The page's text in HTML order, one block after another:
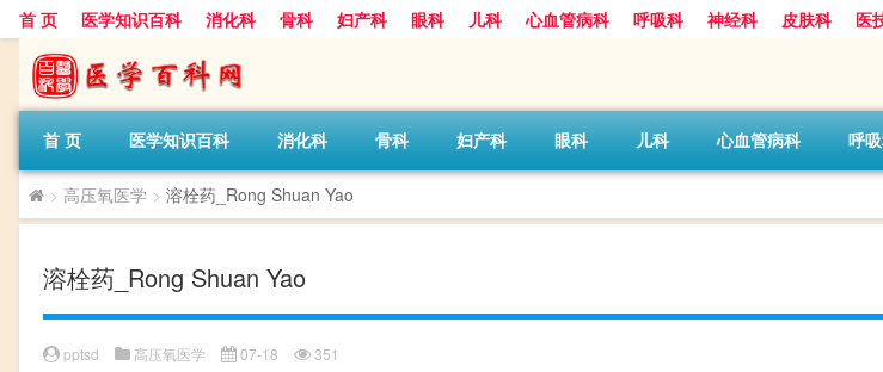
首 页 医学知识百科 消化科 骨科 妇产科 眼科 儿科 心血管病科 呼吸科 神经科 皮肤科 医
首 页 医学知识百科 消化科 骨科 妇产科 眼科 儿科 心血管病科 呼
> 高压氧医学 > 溶栓药_Rong Shuan Yao
溶栓药_Rong Shuan Yao
pptsd 高压氧医学 07-18 351